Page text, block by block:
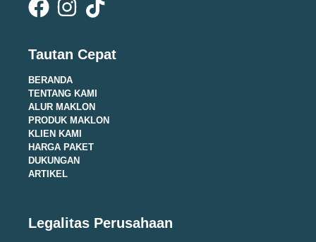
Tautan Cepat
BERANDA
TENTANG KAMI
ALUR MAKLON
PRODUK MAKLON
KLIEN KAMI
HARGA PAKET
DUKUNGAN
ARTIKEL
Legalitas Perusahaan